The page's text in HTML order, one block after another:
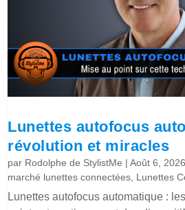
Lunettes autofocus
révolution et miracles
par Rodolphe de StylistMe |Août 6, 2026
marché lunettes connectées, Lunettes
Lunettes autofocus automatique :